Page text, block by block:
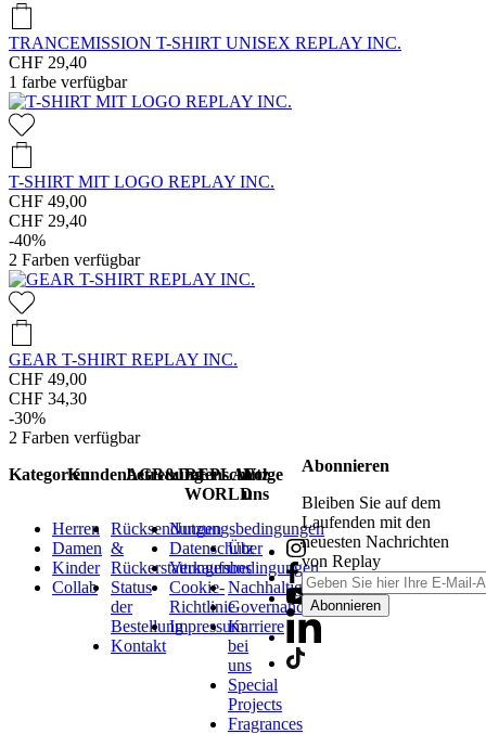
TRANCEMISSION T-SHIRT UNISEX REPLAY INC.
CHF 29,40
1 farbe verfügbar
T-SHIRT MIT LOGO REPLAY INC.
CHF 49,00
CHF 29,40
-40%
2 Farben verfügbar
GEAR T-SHIRT REPLAY INC.
CHF 49,00
CHF 34,30
-30%
2 Farben verfügbar
Kategorien
Herren
Damen
Kinder
Collab
Kundenbetreuung
Rücksendungen
&
Rückerstattungen
Status
der
Bestellung
Kontakt
AGB&Datenschutz
Nutzungsbedingungen
Datenschutz
Verkaufsbedingungen
Cookie-
Richtlinie
Impressum
REPLAY
WORLD
Über
uns
Nachhaltigkeit
Governance
Karriere
bei
uns
Special
Projects
Fragrances
Folge
uns
Abonnieren
Bleiben Sie auf dem
Laufenden mit den
neuesten Nachrichten
von Replay
Abonnieren